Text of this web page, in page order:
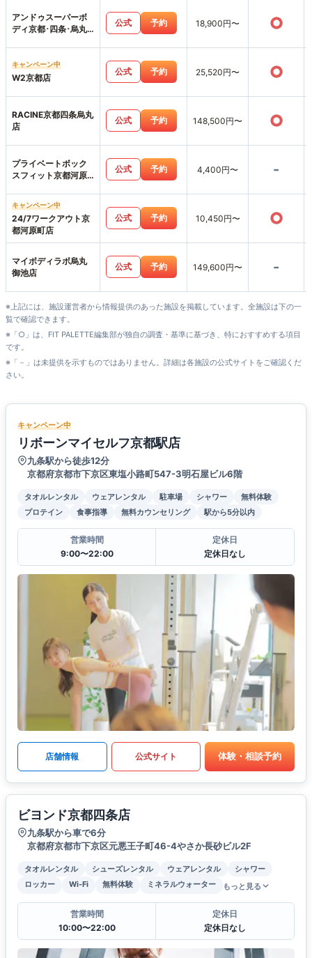
アンドゥスーパーボ
ディ京都･四条･烏丸
公式 予約 18,900円〜 ○
キャンペーン中
W2京都店
公式 予約 25,520円〜 ○
RACINE京都四条烏丸
店
公式 予約 148,500円〜 ○
プライベートボック
スフィット京都河原
公式 予約 4,400円〜 -
キャンペーン中
24/7ワークアウト京
都河原町店
公式 予約 10,450円〜 ○
マイボディラボ烏丸
御池店
公式 予約 149,600円〜 -
※上記には、施設運営者から情報提供のあった施設を掲載しています。全施設は下の一
覧で確認できます。
※「○」は、FIT PALETTE編集部が独自の調査・基準に基づき、特におすすめする項目
です。
※「－」は未提供を示すものではありません。詳細は各施設の公式サイトをご確認くだ
さい。
キャンペーン中
リボーンマイセルフ京都駅店
九条駅から徒歩12分
京都府京都市下京区東塩小路町547-3明石屋ビル6階
タオルレンタル ウェアレンタル 駐車場 シャワー
無料体験
プロテイン
食事指導 無料カウンセリング 駅から5分以内
営業時間
9:00〜22:00
定休日
定休日なし
店舗情報 公式サイト 体験・相談予約
ビヨンド京都四条店
九条駅から車で6分
京都府京都市下京区元悪王子町46-4やさか長砂ビル2F
タオルレンタル シューズレンタル ウェアレンタル
シャワー
ロッカー
Wi-Fi 無料体験 ミネラルウォーター もっと見る
営業時間
10:00〜22:00
定休日
定休日なし